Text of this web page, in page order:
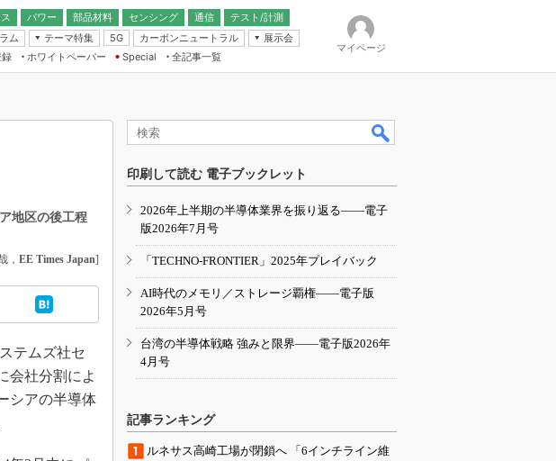
パワー 部品材料 センシング
通信
無線
テスト/計測
ム
テーマ特集
5G カーボンニュートラル
展示会
IoT・エッジコンピューティング
EXPO
TECHNO-FRONTIER
人とくるま展
ホワイトペーパー
Special
全記事一覧
マイページ
地区の後工程
， EE Times Japan]
テムズ社セ
会社分割によ
シアの半導体
印刷して読む 電子ブックレット
2026年上半期の半導体業界を振り返る――電子
版2026年7月号
「TECHNO-FRONTIER」2025年プレイバック
AI時代のメモリ／ストレージ覇権――電子版
2026年5月号
台湾の半導体戦略 強みと限界――電子版2026年
4月号
記事ランキング
ルネサス高崎工場が閉鎖へ 「6インチライン維